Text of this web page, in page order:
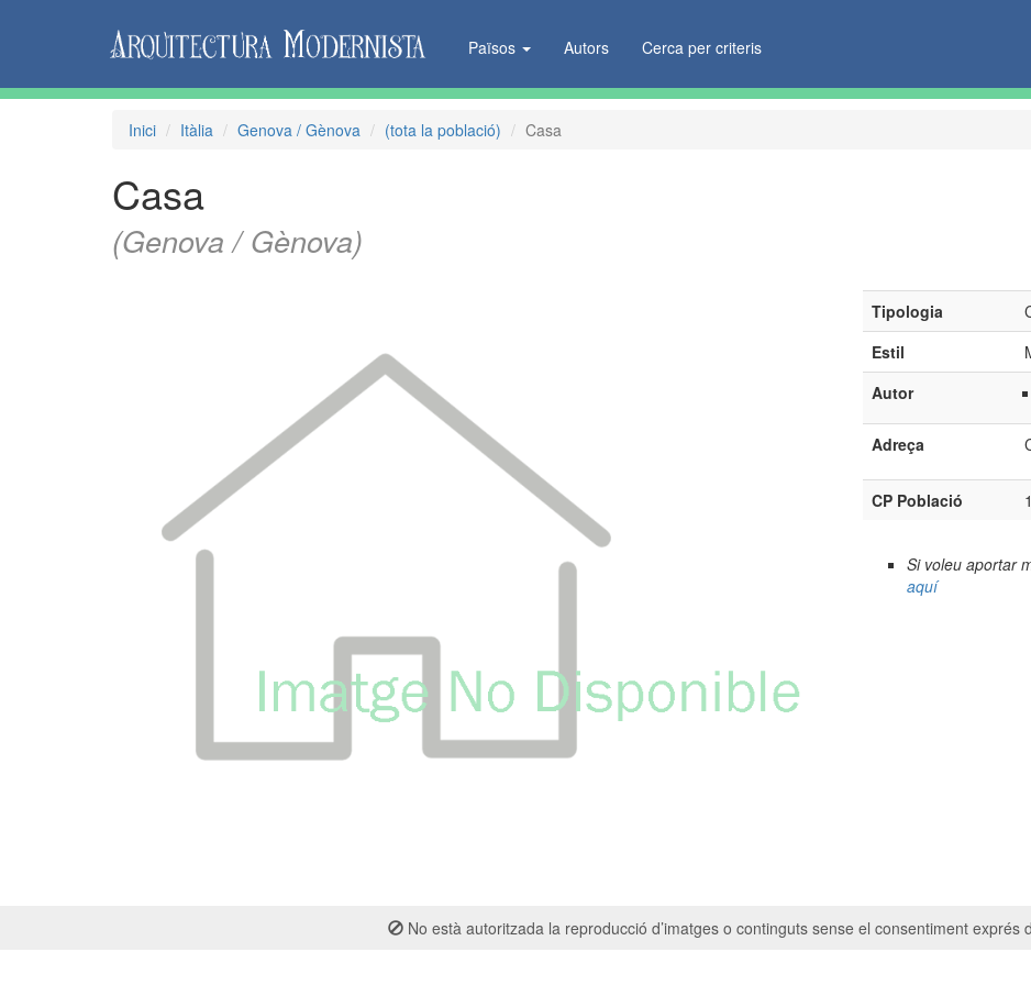
Països Autors Cerca per criteris
Inici Itàlia Genova / Gènova (tota la població) Casa
Casa
(Genova / Gènova)
Tipologia
Estil
Autor
Adreça
CP Població
Si voleu aportar
aquí
No està autoritzada la reproducció d’imatges o continguts sense el consentiment exprés